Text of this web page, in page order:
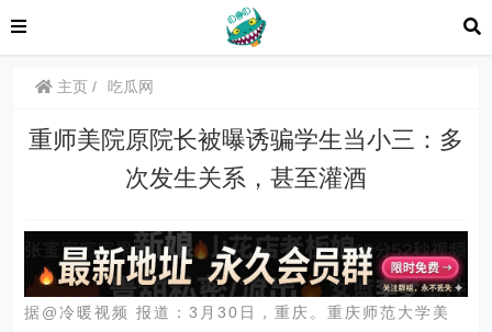
主页 吃瓜网
重师美院原院长被曝诱骗学生当小三：多
次发生关系，甚至灌酒
据@冷暖视频 报道：3月30日，重庆。重庆师范大学美